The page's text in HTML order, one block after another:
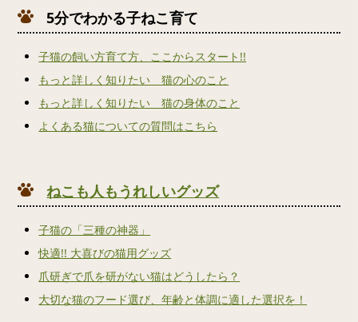
5分でわかる子ねこ育て
子猫の飼い方育て方、ここからスタート!!
もっと詳しく知りたい 猫の心のこと
もっと詳しく知りたい 猫の身体のこと
よくある猫についての質問はこちら
ねこも人もうれしいグッズ
子猫の「三種の神器」
快適!! 大喜びの猫用グッズ
爪研ぎで爪を研がない猫はどうしたら？
大切な猫のフード選び、年齢と体調に適した選択を！